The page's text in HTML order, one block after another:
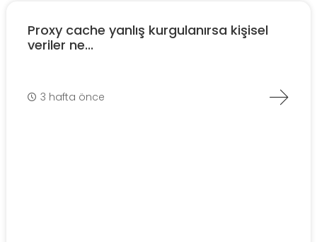
Proxy cache yanlış kurgulanırsa kişisel
veriler ne...
3 hafta önce